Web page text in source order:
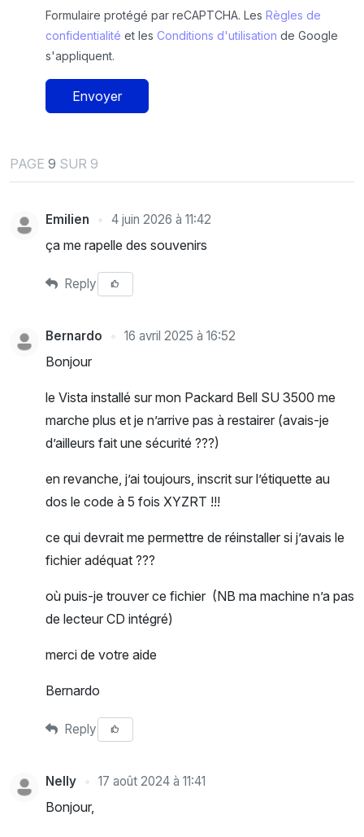
Formulaire protégé par reCAPTCHA. Les Règles de
confidentialité et les Conditions d'utilisation de Google
s'appliquent.
Envoyer
PAGE 9 SUR 9
Emilien 4 juin 2026 à 11:42
ça me rapelle des souvenirs
Reply
Bernardo 16 avril 2025 à 16:52
Bonjour
le Vista installé sur mon Packard Bell SU 3500 me
marche plus et je n’arrive pas à restairer (avais-je
d’ailleurs fait une sécurité ???)
en revanche, j’ai toujours, inscrit sur l’étiquette au
dos le code à 5 fois XYZRT !!!
ce qui devrait me permettre de réinstaller si j’avais le
fichier adéquat ???
où puis-je trouver ce fichier (NB ma machine n’a pas
de lecteur CD intégré)
merci de votre aide
Bernardo
Reply
Nelly 17 août 2024 à 11:41
Bonjour,